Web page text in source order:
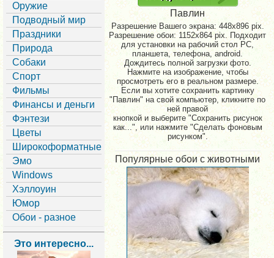
Оружие
Подводный мир
Праздники
Природа
Собаки
Спорт
Фильмы
Финансы и деньги
Фэнтези
Цветы
Широкоформатные
Эмо
Windows
Хэллоуин
Юмор
Обои - разное
Это интересно...
Павлин
Разрешение Вашего экрана:448x896 pix.
Разрешение обои: 1152x864 pix. Подходит
для установки на рабочий стол PC,
планшета, телефона, android.
Дождитесь полной загрузки фото.
Нажмите на изображение, чтобы
просмотреть его в реальном размере.
Если вы хотите сохранить картинку
"Павлин" на свой компьютер, кликните по
ней правой
кнопкой и выберите "Сохранить рисунок
как...", или нажмите "Сделать фоновым
рисунком".
Популярные обои с животными